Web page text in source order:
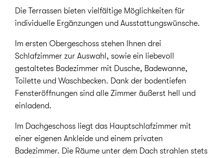
Die Terrassen bieten vielfältige Möglichkeiten für
individuelle Ergänzungen und Ausstattungswünsche.
Im ersten Obergeschoss stehen Ihnen drei
Schlafzimmer zur Auswahl, sowie ein liebevoll
gestaltetes Badezimmer mit Dusche, Badewanne,
Toilette und Waschbecken. Dank der bodentiefen
Fensteröffnungen sind alle Zimmer äußerst hell und
einladend.
Im Dachgeschoss liegt das Hauptschlafzimmer mit
einer eigenen Ankleide und einem privaten
Badezimmer. Die Räume unter dem Dach strahlen stets